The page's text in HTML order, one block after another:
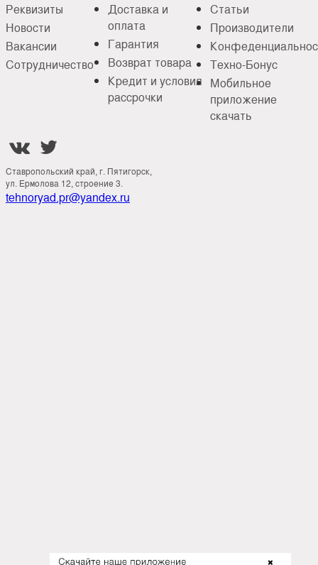
Реквизиты
Новости
Вакансии
Сотрудничество
Доставка и
оплата
Гарантия
Возврат товара
Кредит и условия
рассрочки
Статьи
Производители
Техно-Бонус
Мобильное
приложение
скачать
 
Ставропольский край, г. Пятигорск,
ул. Ермолова 12, строение 3.
tehnoryad.pr@yandex.ru